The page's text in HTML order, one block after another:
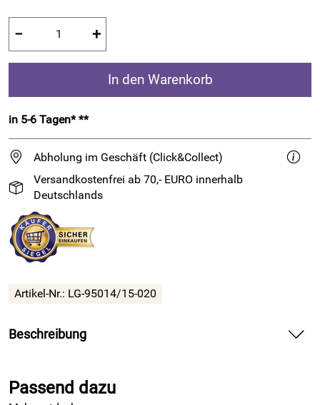
− +
In den Warenkorb
in 5-6 Tagen* **
Abholung im Geschäft (Click&Collect)
Versandkostenfrei ab 70,- EURO innerhalb
Deutschlands
Artikel-Nr.: LG-95014/15-020
Beschreibung
Die Rainbow Nadeln von
Passend dazu